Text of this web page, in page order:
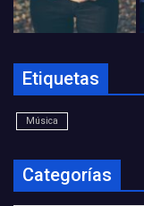
Etiquetas
Música
Categorías